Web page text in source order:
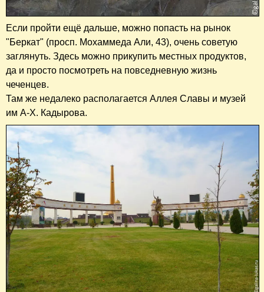
Если пройти ещё дальше, можно попасть на рынок
"Беркат" (просп. Мохаммеда Али, 43), очень советую
заглянуть. Здесь можно прикупить местных продуктов,
да и просто посмотреть на повседневную жизнь
чеченцев.
Там же недалеко располагается Аллея Славы и музей
им А-Х. Кадырова.